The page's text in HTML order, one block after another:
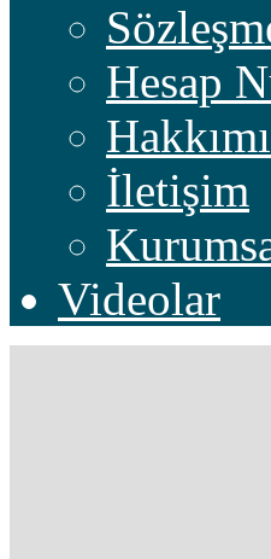
Hesap
İletişim
Videolar